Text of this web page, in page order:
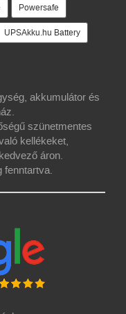
Powersafe
UPSAkku.hu Battery
akkumulátor és
szünetmentes
kellékeket,
áron.
fenntartva.